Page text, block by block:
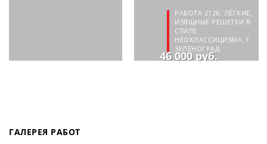
РАБОТА 2126. ЛЁГКИЕ,
ИЗЯЩНЫЕ РЕШЕТКИ В
СТИЛЕ
НЕОКЛАССИЦИЗМА, Г.
ЗЕЛЕНОГРАД
46 000 руб.
ГАЛЕРЕЯ РАБОТ